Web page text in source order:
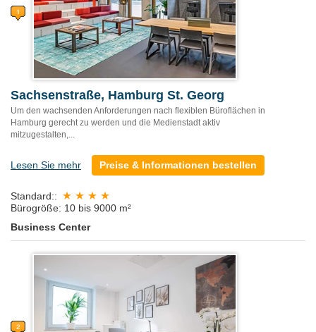
Sachsenstraße, Hamburg St. Georg
Um den wachsenden Anforderungen nach flexiblen Büroflächen in
Hamburg gerecht zu werden und die Medienstadt aktiv
mitzugestalten,...
Lesen Sie mehr Preise & Informationen bestellen
Standard::
Bürogröße: 10 bis 9000 m²
Business Center